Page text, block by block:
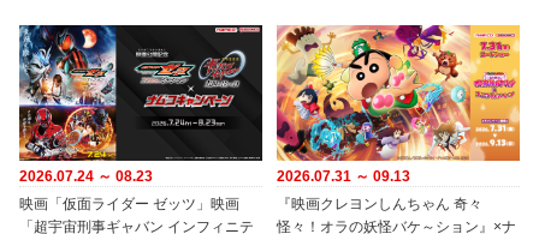
2026.07.24 ～ 08.23
映画「仮面ライダー ゼッツ」映画
「超宇宙刑事ギャバン インフィニテ
2026.07.31 ～ 09.13
『映画クレヨンしんちゃん 奇々
怪々！オラの妖怪バケ～ション』×ナ